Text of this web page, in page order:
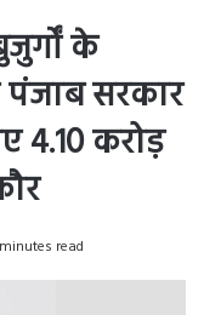
के
सरकार
4.10 करोड़
read